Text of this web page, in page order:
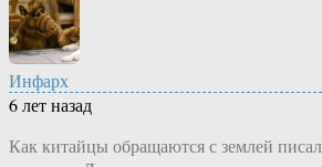
Инфарх
6 лет назад
Как китайцы обращаются с землей